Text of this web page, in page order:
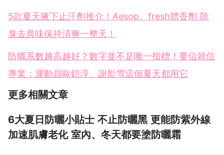
5款夏天腋下止汗劑推介！Aesop、fresh體香劑 除
臭去異味保持清爽一整天！
防曬系數越高越好？數字並不是唯一指標！要信就信
專業：運動員歐鎧淳、謝影雪這個夏天都用它
更多相關文章
6大夏日防曬小貼士 不止防曬黑 更能防紫外線
加速肌膚老化 室內、冬天都要塗防曬霜